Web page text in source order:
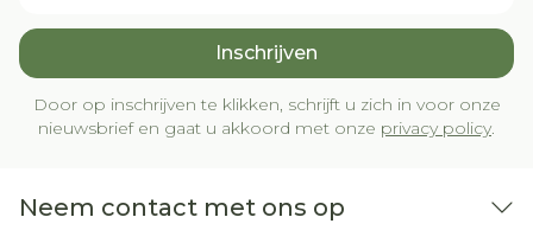
Inschrijven
Door op inschrijven te klikken, schrijft u zich in voor onze
nieuwsbrief en gaat u akkoord met onze privacy policy.
Neem contact met ons op